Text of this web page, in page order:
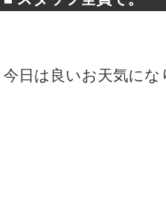
今日は良いお天気にな